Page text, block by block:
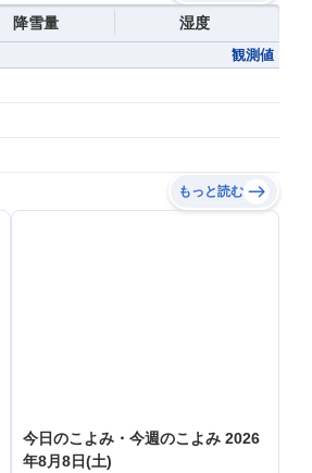
降雪量 湿度
観測値
もっと読む
今日のこよみ・今週のこよみ 2026
年8月8日(土)